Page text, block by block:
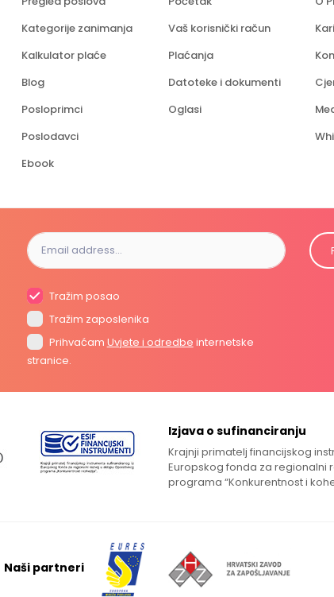
Kategorije zanimanja
Kalkulator plaće
Blog
Posloprimci
Poslodavci
Ebook
Vaš korisnički račun
Plaćanja
Datoteke i dokumenti
Oglasi
Tražim posao
Tražim zaposlenika
Prihvaćam Uvjete i odredbe internetske
stranice.
Izjava o sufinanciranju
Krajnji primatelj financijskog
Europskog fonda za regionalni
programa “Konkurentnost i
Naši partneri